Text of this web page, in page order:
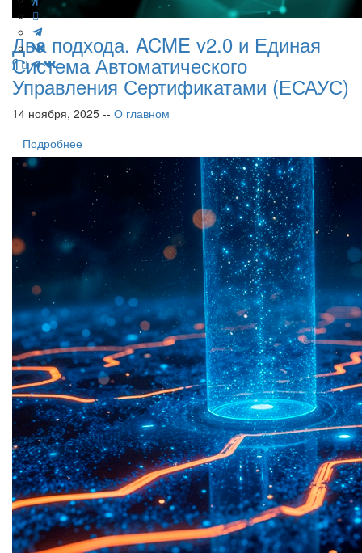
Два подхода. ACME v2.0 и Единая
Система Автоматического
Управления Сертификатами (ЕСАУС)
14 ноября, 2025 -- О главном
Подробнее